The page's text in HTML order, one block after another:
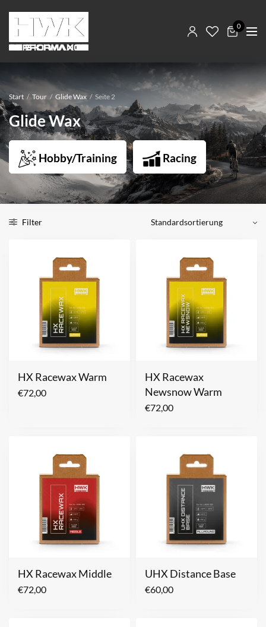
0
Start / Tour / Glide Wax / Seite 2
Glide Wax
Hobby/Training Racing
Filter
HX Racewax Warm
€72,00
HX Racewax
Newsnow Warm
€72,00
HX Racewax Middle
€72,00
UHX Distance Base
€60,00